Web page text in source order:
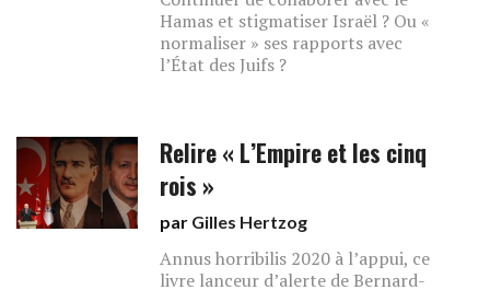
Hamas et stigmatiser Israël ? Ou «
normaliser » ses rapports avec
l’État des Juifs ?
Relire « L’Empire et les cinq
rois »
par Gilles Hertzog
Annus horribilis 2020 à l’appui, ce
livre lanceur d’alerte de Bernard-